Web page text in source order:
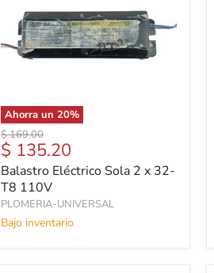
Ahorra un 20%
Precio
original
$ 169.00
Precio
actual
$ 135.20
Balastro Eléctrico Sola 2 x 32-
T8 110V
PLOMERIA-UNIVERSAL
Bajo inventario